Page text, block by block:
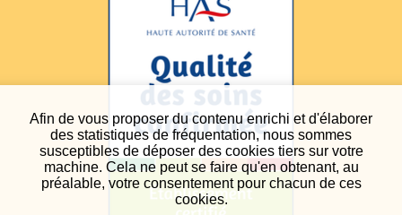
Afin de vous proposer du contenu enrichi et d'élaborer
des statistiques de fréquentation, nous sommes
susceptibles de déposer des cookies tiers sur votre
machine. Cela ne peut se faire qu'en obtenant, au
préalable, votre consentement pour chacun de ces
cookies.